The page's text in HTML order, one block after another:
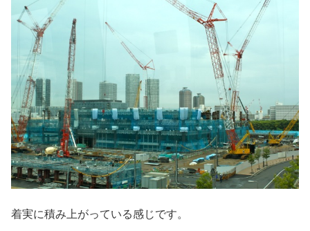
着実に積み上がっている感じです。